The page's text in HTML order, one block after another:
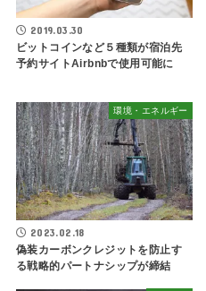
2019.03.30
ビットコインなど５種類が宿泊先
予約サイトAirbnbで使用可能に
環境・エネルギー
2023.02.18
偽装カーボンクレジットを防止す
る戦略的パートナシップが締結